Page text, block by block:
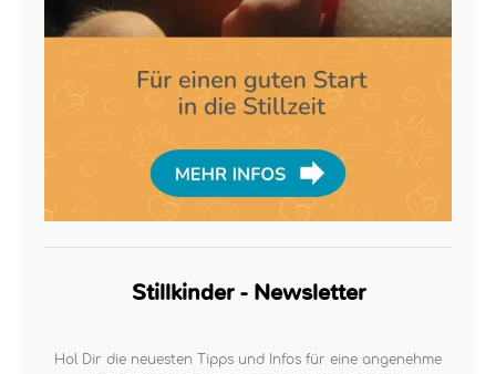
Stillkinder - Newsletter
Hol Dir die neuesten Tipps und Infos für eine angenehme